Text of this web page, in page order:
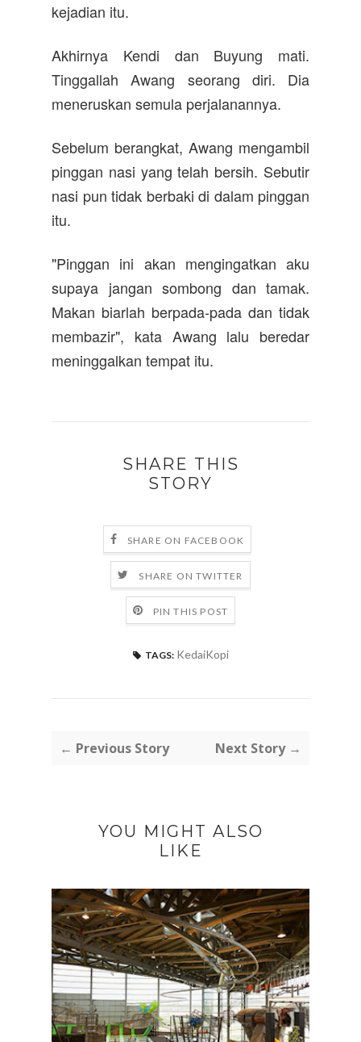
kejadian itu.
Akhirnya Kendi dan Buyung mati.
Tinggallah Awang seorang diri. Dia
meneruskan semula perjalanannya.
Sebelum berangkat, Awang mengambil
pinggan nasi yang telah bersih. Sebutir
nasi pun tidak berbaki di dalam pinggan
itu.
"Pinggan ini akan mengingatkan aku
supaya jangan sombong dan tamak.
Makan biarlah berpada-pada dan tidak
membazir", kata Awang lalu beredar
meninggalkan tempat itu.
SHARE THIS
STORY
SHARE ON FACEBOOK
SHARE ON TWITTER
PIN THIS POST
TAGS: KedaiKopi
← Previous Story Next Story →
YOU MIGHT ALSO
LIKE